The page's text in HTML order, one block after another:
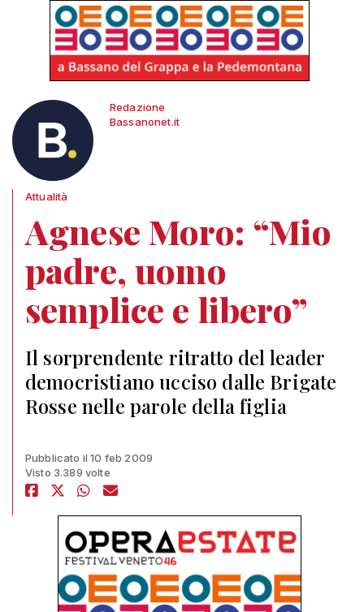
Redazione
Bassanonet.it
Attualità
Agnese Moro: “Mio
padre, uomo
semplice e libero”
Il sorprendente ritratto del leader
democristiano ucciso dalle Brigate
Rosse nelle parole della figlia
Pubblicato il 10 feb 2009
Visto 3.389 volte